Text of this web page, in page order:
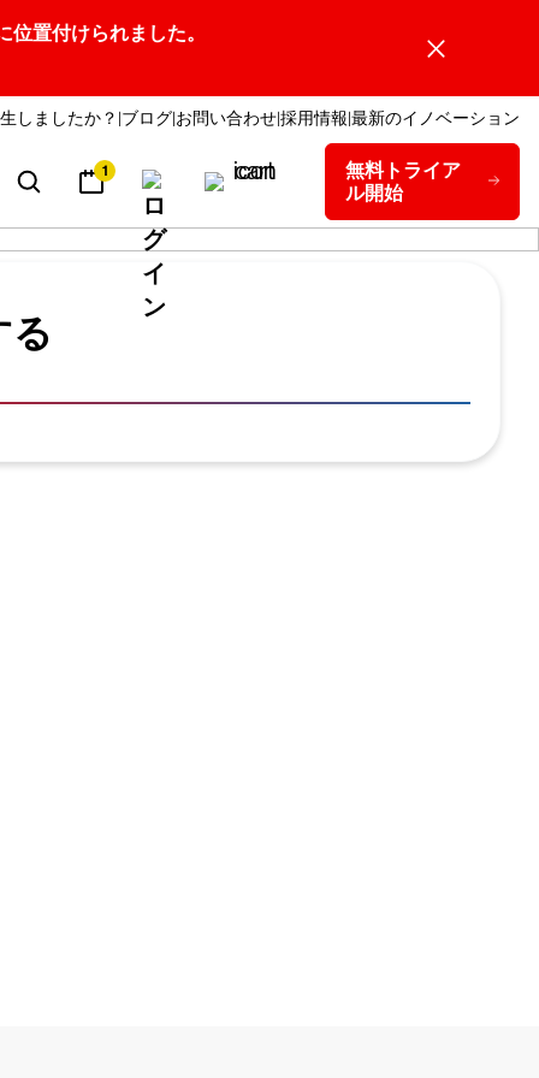
置付けられました。
しましたか？ ブログ お問い合わせ採用情報 最新のイノベーション
1
無料トライア
ル開始